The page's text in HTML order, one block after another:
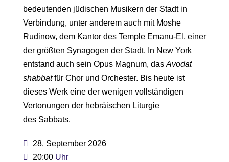
bedeutenden jüdischen Musikern der Stadt in
Verbindung, unter anderem auch mit Moshe
Rudinow, dem Kantor des Temple Emanu-El, einer
der größten Synagogen der Stadt. In New York
entstand auch sein Opus Magnum, das Avodat
shabbatfür Chor und Orchester. Bis heute ist
dieses Werk eine der wenigen vollständigen
Vertonungen der hebräischen Liturgie
des Sabbats.
28. September 2026
20:00